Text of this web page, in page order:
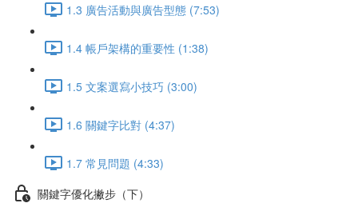
1.3 廣告活動與廣告型態 (7:53)
1.4 帳戶架構的重要性 (1:38)
1.5 文案選寫小技巧 (3:00)
1.6 關鍵字比對 (4:37)
1.7 常見問題 (4:33)
關鍵字優化撇步（下）